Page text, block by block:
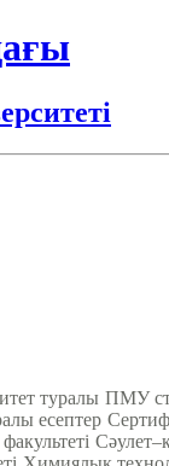
туралы ПМУ
есептер